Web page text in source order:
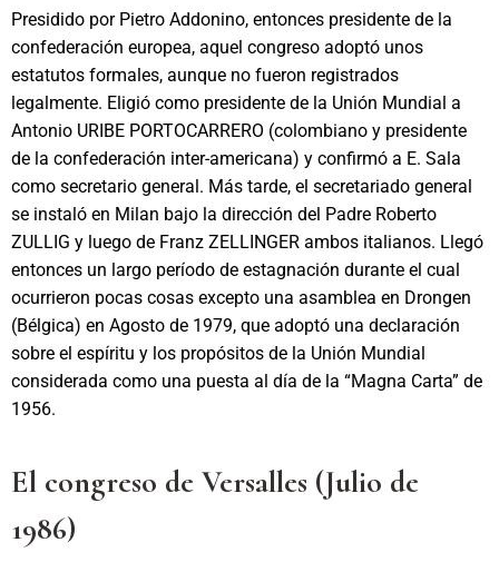
Presidido por Pietro Addonino, entonces presidente de la
confederación europea, aquel congreso adoptó unos
estatutos formales, aunque no fueron registrados
legalmente. Eligió como presidente de la Unión Mundial a
Antonio URIBE PORTOCARRERO (colombiano y presidente
de la confederación inter-americana) y confirmó a E. Sala
como secretario general. Más tarde, el secretariado general
se instaló en Milan bajo la dirección del Padre Roberto
ZULLIG y luego de Franz ZELLINGER ambos italianos. Llegó
entonces un largo período de estagnación durante el cual
ocurrieron pocas cosas excepto una asamblea en Drongen
(Bélgica) en Agosto de 1979, que adoptó una declaración
sobre el espíritu y los propósitos de la Unión Mundial
considerada como una puesta al día de la “Magna Carta” de
1956.
El congreso de Versalles (Julio de
1986)